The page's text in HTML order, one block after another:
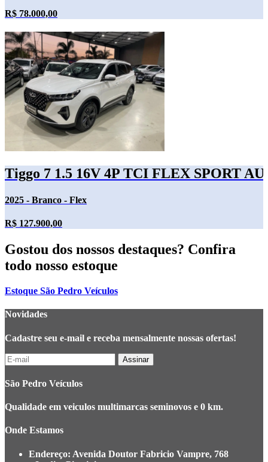
R$ 78.000,00
Tiggo 7 1.5 16V 4P TCI FLEX SPORT
2025 - Branco - Flex
R$ 127.900,00
Gostou dos nossos destaques? Confira
todo nosso estoque
Estoque São Pedro Veículos
Novidades
Cadastre seu e-mail e receba mensalmente nossas ofertas!
São Pedro Veículos
Qualidade em veiculos multimarcas seminovos e 0 km.
Onde Estamos
Endereço: Avenida Doutor Fabricio Vampre, 768